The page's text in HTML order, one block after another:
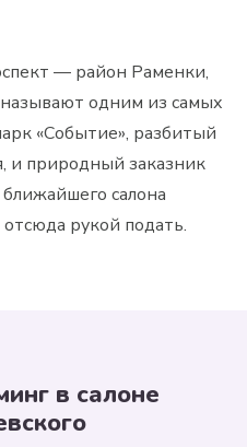
— район Раменки,
одним из самых
«Событие», разбитый
и природный заказник
салона
рукой подать.
в салоне